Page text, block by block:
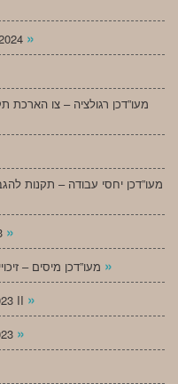
»
מעו”דכן יחסי עבודה – תקנות
»
»
II »
»